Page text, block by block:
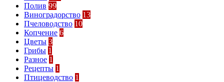
Полив 99
Виноградорство 13
Пчеловодство 10
Копчение 6
Цветы 3
Грибы 1
Разное 1
Рецепты 1
Птицеводство 1